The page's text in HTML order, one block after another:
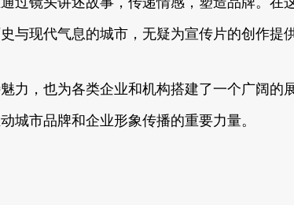
现代气息的城市，无疑为宣传片的创作提
力，也为各类企业和机构搭建了一个广阔的
城市品牌和企业形象传播的重要力量。